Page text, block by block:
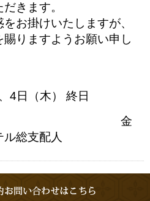
きます。
お掛けいたしますが、
りますようお願い申し
4日（木） 終日
総支配人